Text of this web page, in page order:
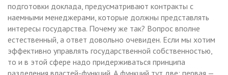
подготовки доклада, предусматривают контракты с
наемными менеджерами, которые должны представлять
интересы государства. Почему же так? Вопрос вполне
естественный, а ответ довольно очевиден. Если мы хотим
эффективно управлять государственной собственностью,
то и в этой сфере надо придерживаться принципа
разделения властей-функций. А функций тут две: первая —